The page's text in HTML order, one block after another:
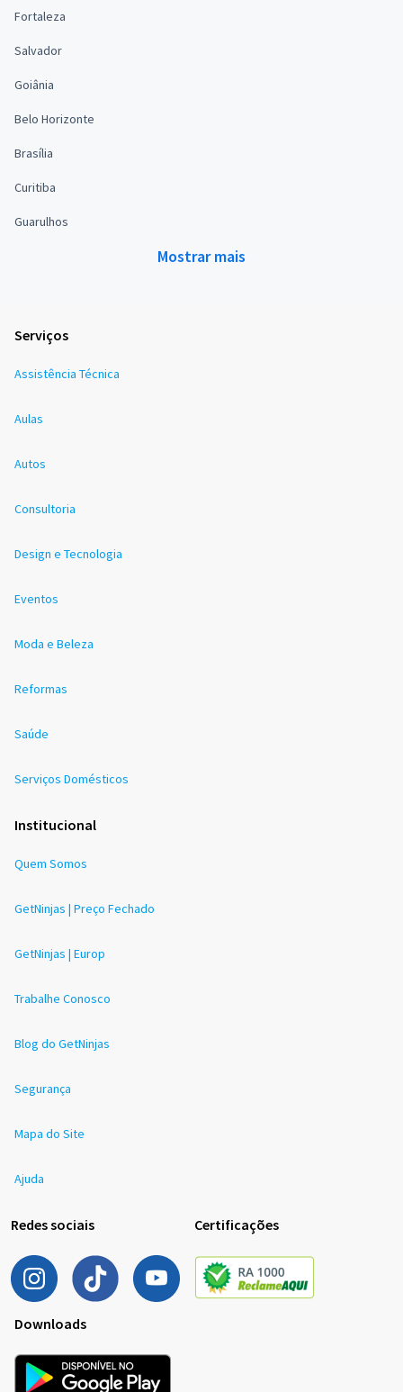
Fortaleza
Salvador
Goiânia
Belo Horizonte
Brasília
Curitiba
Guarulhos
Mostrar mais
Serviços
Assistência Técnica
Aulas
Autos
Consultoria
Design e Tecnologia
Eventos
Moda e Beleza
Reformas
Saúde
Serviços Domésticos
Institucional
Quem Somos
GetNinjas | Preço Fechado
GetNinjas | Europ
Trabalhe Conosco
Blog do GetNinjas
Segurança
Mapa do Site
Ajuda
Redes sociais Certificações
Downloads